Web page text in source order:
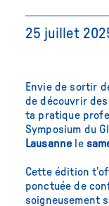
25 juillet
Envie de sortir
de découvrir
ta pratique
Symposium du
Lausanne le
Cette édition
ponctuée de
soigneusement